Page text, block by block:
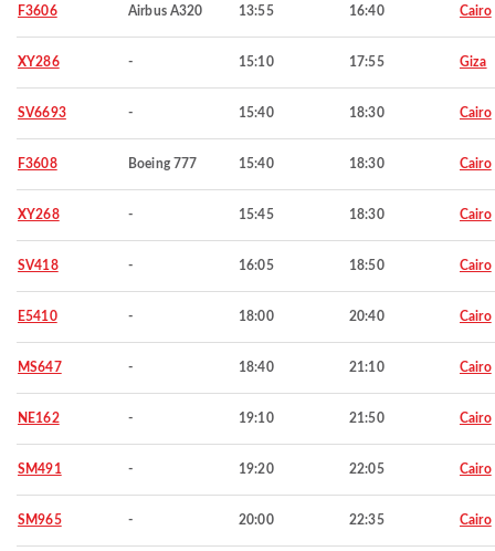
F3606 Airbus A320 13:55 16:40 Cairo
XY286 - 15:10 17:55 Giza
SV6693 - 15:40 18:30 Cairo
F3608 Boeing 777 15:40 18:30 Cairo
XY268 - 15:45 18:30 Cairo
SV418 - 16:05 18:50 Cairo
E5410 - 18:00 20:40 Cairo
MS647 - 18:40 21:10 Cairo
NE162 - 19:10 21:50 Cairo
SM491 - 19:20 22:05 Cairo
SM965 - 20:00 22:35 Cairo